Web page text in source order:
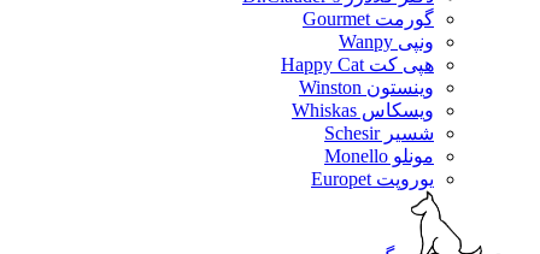
گورمت Gourmet
ونپی Wanpy
هپی کت Happy Cat
وینستون Winston
ویسکاس Whiskas
شسیر Schesir
مونلو Monello
یوروپت Europet